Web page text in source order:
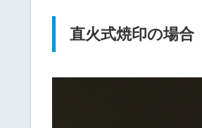
直火式焼印の場合